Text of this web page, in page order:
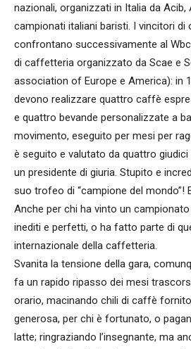
nazionali, organizzati in Italia da Acib,
campionati italiani baristi. I vincitori di
confrontano successivamente al
di caffetteria organizzato da Scae e
association of Europe e America): in
devono realizzare quattro caffè
e quattro bevande personalizzate a
movimento, eseguito per mesi per
è seguito e valutato da quattro
un presidente di giuria. Stupito e
suo trofeo di “campione del mondo”!
Anche per chi ha vinto un
inediti e perfetti, o ha fatto parte di
internazionale della caffetteria.
Svanita la tensione della gara,
fa un rapido ripasso dei mesi
orario, macinando chili di caffè
generosa, per chi è fortunato, o
latte; ringraziando l’insegnante, ma